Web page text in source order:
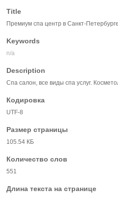
Title
Премиум спа центр в Санкт-
Keywords
n/a
Description
Спа салон, все виды спа услуг.
Кодировка
UTF-8
Размер страницы
105.54 КБ
Количество слов
551
Длина текста на странице